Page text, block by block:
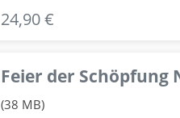
24,90 €
Feier der Schöpfung
(38 MB)